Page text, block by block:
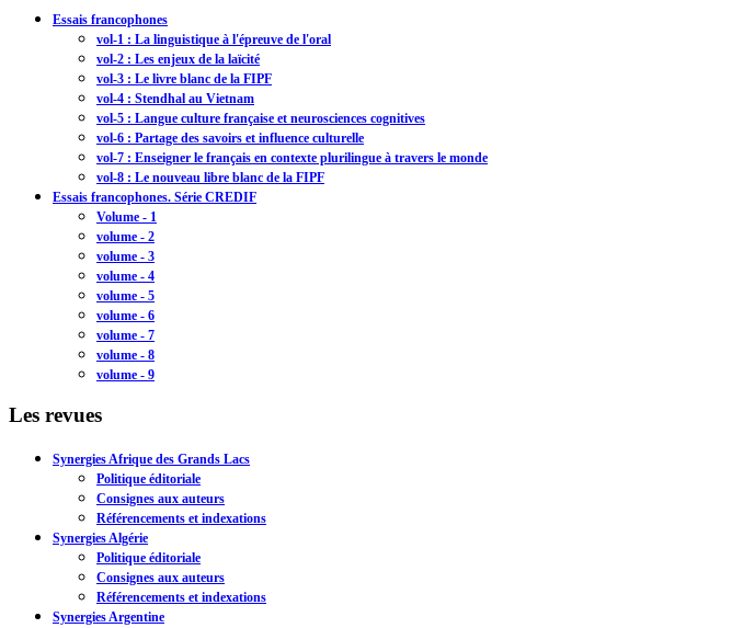
Essais francophones
vol-1 : La linguistique à l'épreuve de l'oral
vol-2 : Les enjeux de la laïcité
vol-3 : Le livre blanc de la FIPF
vol-4 : Stendhal au Vietnam
vol-5 : Langue culture française et neurosciences cognitives
vol-6 : Partage des savoirs et influence culturelle
vol-7 : Enseigner le français en contexte plurilingue à travers le monde
vol-8 : Le nouveau libre blanc de la FIPF
Essais francophones. Série CREDIF
Volume - 1
volume - 2
volume - 3
volume - 4
volume - 5
volume - 6
volume - 7
volume - 8
volume - 9
Les revues
Synergies Afrique des Grands Lacs
Politique éditoriale
Consignes aux auteurs
Référencements et indexations
Synergies Algérie
Politique éditoriale
Consignes aux auteurs
Référencements et indexations
Synergies Argentine